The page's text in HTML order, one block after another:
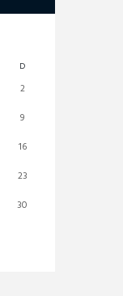
D
2
9
16
23
30